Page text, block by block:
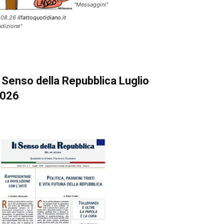
ilfattoquotidiano.it
"Messaggini"
Senso della Repubblica Luglio